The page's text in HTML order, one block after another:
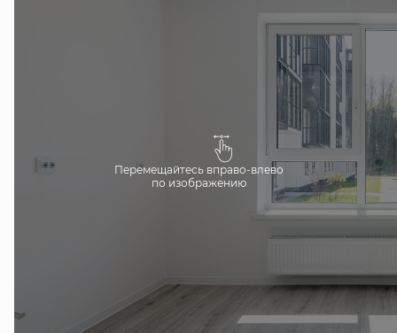
Перемещайтесь вправо-влево
по изображению